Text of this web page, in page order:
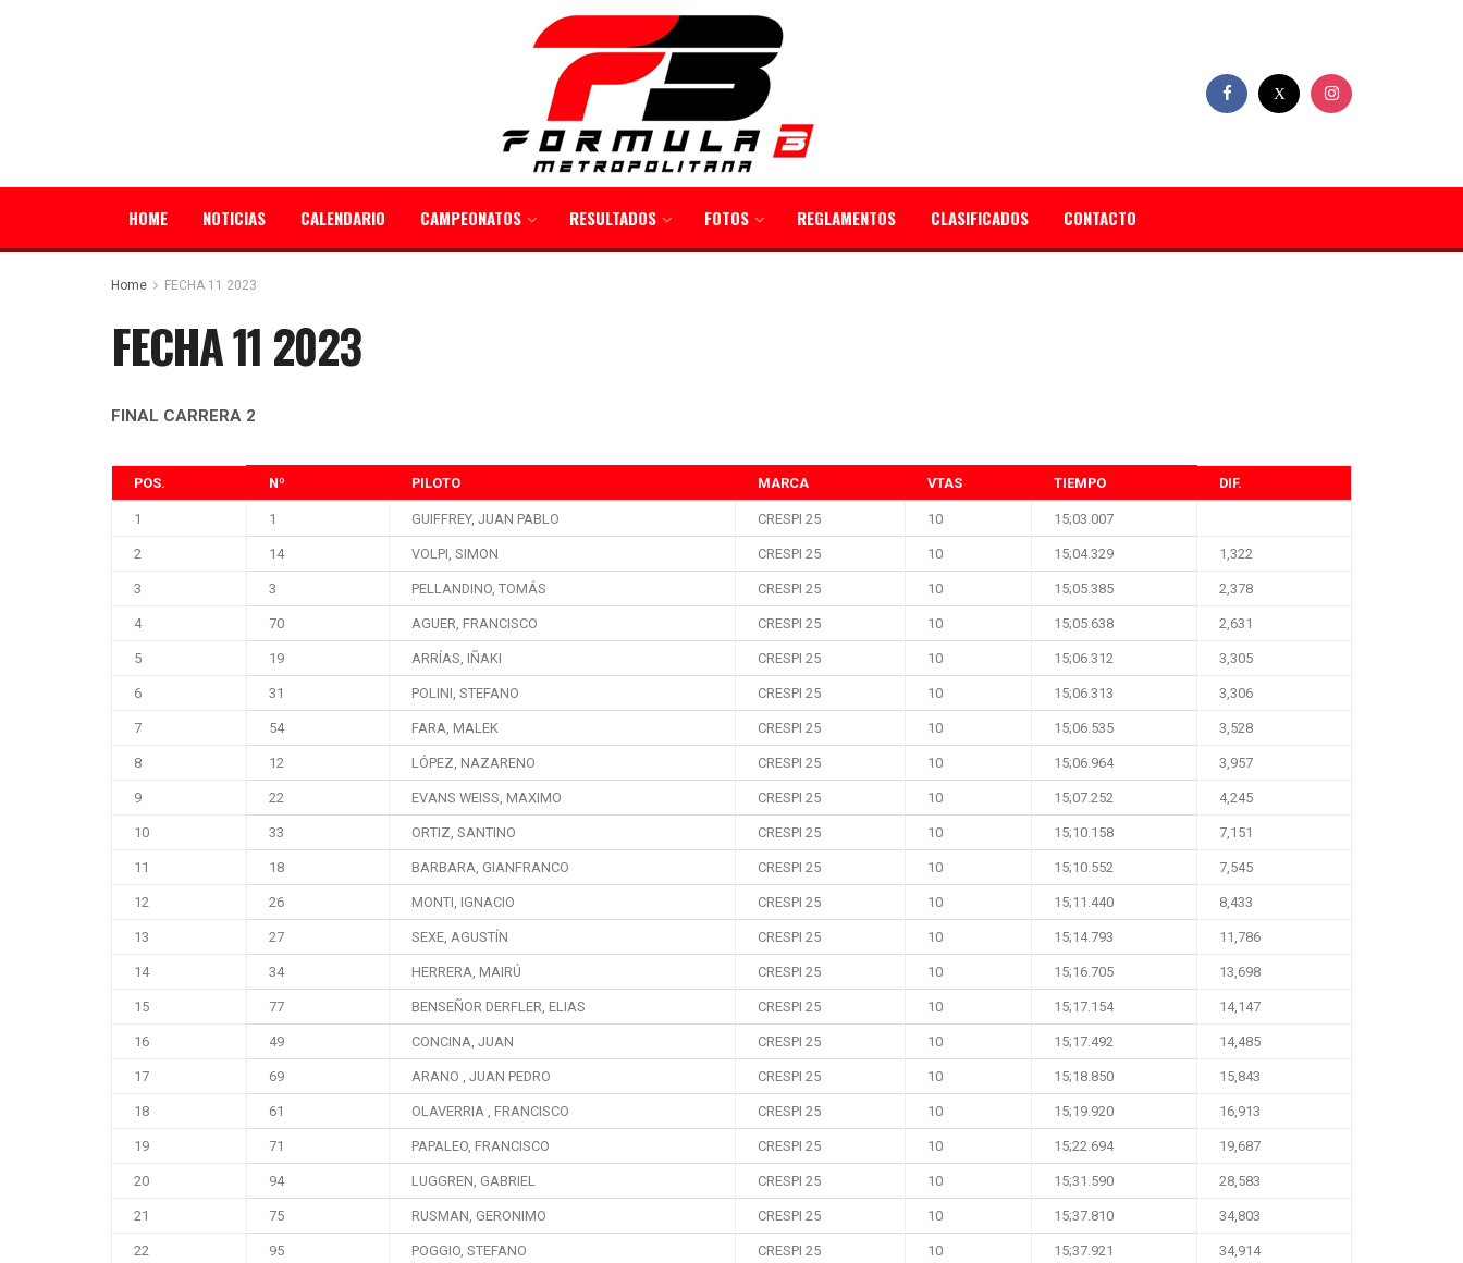
HOME NOTICIAS CALENDARIO CAMPEONATOS RESULTADOS FOTOS REGLAMENTOS CLASIFICADOS CONTACTO
Home FECHA 11 2023
FECHA 11 2023
FINAL CARRERA 2
POS. Nº PILOTO MARCA VTAS TIEMPO DIF.
1 1 GUIFFREY, JUAN PABLO CRESPI 25 10 15;03.007
2 14 VOLPI, SIMON CRESPI 25 10 15;04.329 1,322
3 3 PELLANDINO, TOMÁS CRESPI 25 10 15;05.385 2,378
4 70 AGUER, FRANCISCO CRESPI 25 10 15;05.638 2,631
5 19 ARRÍAS, IÑAKI CRESPI 25 10 15;06.312 3,305
6 31 POLINI, STEFANO CRESPI 25 10 15;06.313 3,306
7 54 FARA, MALEK CRESPI 25 10 15;06.535 3,528
8 12 LÓPEZ, NAZARENO CRESPI 25 10 15;06.964 3,957
9 22 EVANS WEISS, MAXIMO CRESPI 25 10 15;07.252 4,245
10 33 ORTIZ, SANTINO CRESPI 25 10 15;10.158 7,151
11 18 BARBARA, GIANFRANCO CRESPI 25 10 15;10.552 7,545
12 26 MONTI, IGNACIO CRESPI 25 10 15;11.440 8,433
13 27 SEXE, AGUSTÍN CRESPI 25 10 15;14.793 11,786
14 34 HERRERA, MAIRÚ CRESPI 25 10 15;16.705 13,698
15 77 BENSEÑOR DERFLER, ELIAS CRESPI 25 10 15;17.154 14,147
16 49 CONCINA, JUAN CRESPI 25 10 15;17.492 14,485
17 69 ARANO , JUAN PEDRO CRESPI 25 10 15;18.850 15,843
18 61 OLAVERRIA , FRANCISCO CRESPI 25 10 15;19.920 16,913
19 71 PAPALEO, FRANCISCO CRESPI 25 10 15;22.694 19,687
20 94 LUGGREN, GABRIEL CRESPI 25 10 15;31.590 28,583
21 75 RUSMAN, GERONIMO CRESPI 25 10 15;37.810 34,803
22 95 POGGIO, STEFANO CRESPI 25 10 15;37.921 34,914